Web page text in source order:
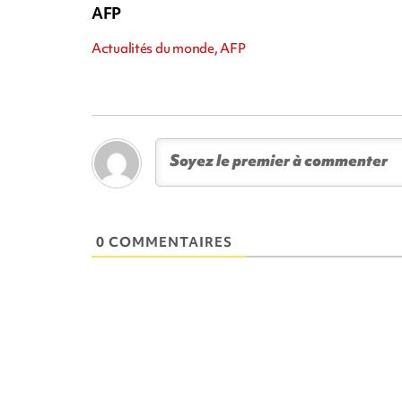
AFP
Actualités du monde, AFP
0 COMMENTAIRES